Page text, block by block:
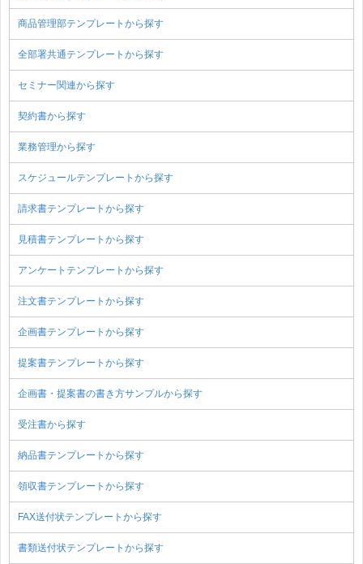
商品管理部テンプレートから探す
全部署共通テンプレートから探す
セミナー関連から探す
契約書から探す
業務管理から探す
スケジュールテンプレートから探す
請求書テンプレートから探す
見積書テンプレートから探す
アンケートテンプレートから探す
注文書テンプレートから探す
企画書テンプレートから探す
提案書テンプレートから探す
企画書・提案書の書き方サンプルから探す
受注書から探す
納品書テンプレートから探す
領収書テンプレートから探す
FAX送付状テンプレートから探す
書類送付状テンプレートから探す